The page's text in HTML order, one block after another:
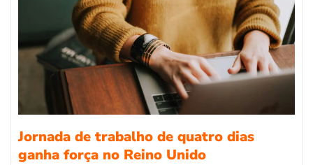
Jornada de trabalho de quatro dias
ganha força no Reino Unido